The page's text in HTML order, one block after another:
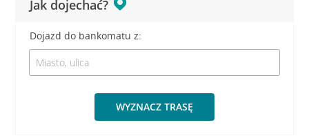
Jak dojechać?
Dojazd do bankomatu z:
WYZNACZ TRASĘ